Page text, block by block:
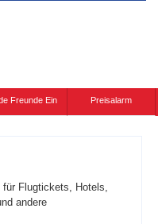
Freunde Ein Preisalarm
für Flugtickets, Hotels,
andere